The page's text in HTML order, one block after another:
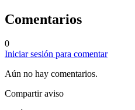
Comentarios
0
Iniciar sesión para comentar
Aún no hay comentarios.
Compartir aviso